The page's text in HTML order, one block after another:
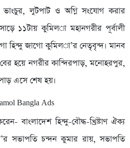
ভাংচুর, লুটপাট ও অগ্নি সংযোগ করার
১১টায় কুমিল­া মহানগরীর পূর্বালী
হিন্দু জাগো কুমিল­া’র নেতৃবৃন্দ। মানব
বের হয়ে নগরীর কান্দিরপাড়, মনোহরপুর,
এসে শেষ হয়।
বাংলাদেশ হিন্দু-বৌদ্ধ-খ্রিষ্টাণ ঐক্য
সভাপতি চন্দন কুমার রায়, সভাপতি